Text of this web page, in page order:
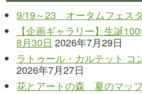
9/19～23 オータムフェス
【企画ギャラリー】生誕
8月30日 2026年7月29日
ラトゥール・カルテット コ
2026年7月27日
花とアートの森 夏のマッ